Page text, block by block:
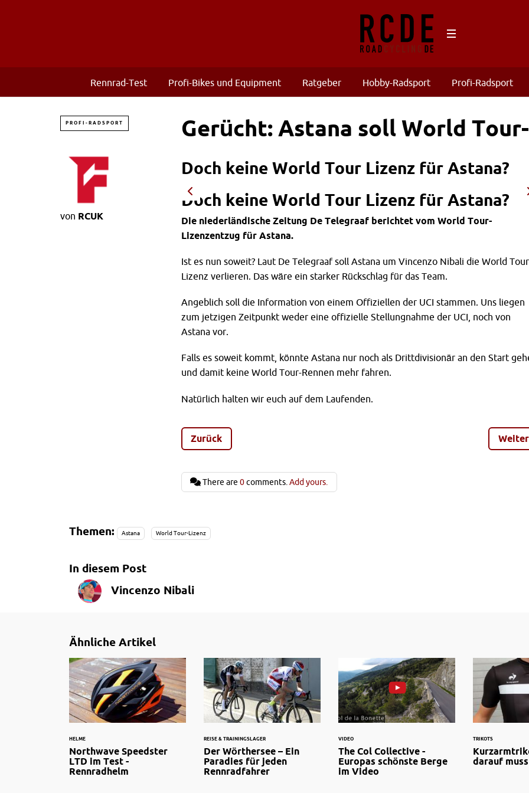
Rennrad-Test Profi-Bikes und Equipment Ratgeber Hobby-Radsport Profi-Radsport
PROFI-RADSPORT Gerücht: Astana soll World
von RCUK
Doch keine World Tour Lizenz für Astana?
Doch keine World Tour Lizenz für Astana?
Die niederländische Zeitung De Telegraaf berichtet vom World Tour-
Lizenzentzug für Astana.
Ist es nun soweit? Laut De Telegraaf soll Astana um Vincenzo Nibali die World
Lizenz verlieren. Das wäre ein starker Rückschlag für das Team.
Angeblich soll die Information von einem Offiziellen der UCI stammen. Uns liegen
zum jetzigen Zeitpunkt weder eine offizielle Stellungnahme der UCI, noch von
Astana vor.
Falls es soweit kommt, könnte Astana nur noch als Drittdivisionär an den Start
und damit keine World Tour-Rennen mehr fahren.
Natürlich halten wir euch auf dem Laufenden.
Zurück Weiter
There are0comments.Add yours.
Themen: Astana World Tour-Lizenz
In diesem Post
Vincenzo Nibali
Ähnliche Artikel
HELME
Northwave Speedster
LTD im Test -
Rennradhelm
REISE & TRAININGSLAGER
Der Wörthersee – Ein
Paradies für jeden
Rennradfahrer
VIDEO
The Col Collective -
Europas schönste Berge
im Video
TRIKOTS
darauf